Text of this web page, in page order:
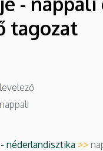
tagozat
levelező
nappali
néderlandisztika >>